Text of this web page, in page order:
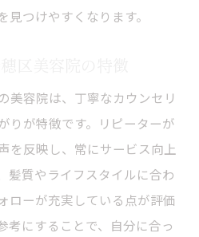
つけやすくなります。
美容院は、丁寧なカウンセリ
りが特徴です。リピーターが
を反映し、常にサービス向上
髪質やライフスタイルに合わ
ローが充実している点が評価
考にすることで、自分に合っ